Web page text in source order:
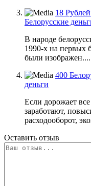
18
Белорусские
В народе
1990-х на первых
были
400
деньги
Если дорожает
заработают,
расходооборот,
Оставить отзыв